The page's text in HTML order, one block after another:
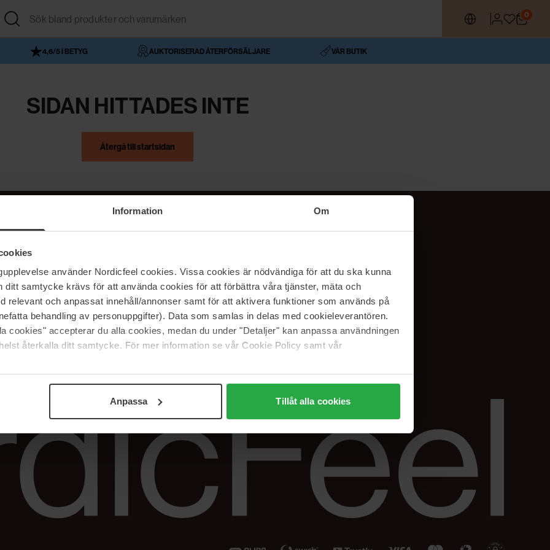
Information Om
använder Nordicfeel cookies. Vissa cookies är nödvändiga för att du ska kunna
ditt samtycke krävs för att använda cookies för att förbättra våra tjänster, mäta och
relevant och anpassat innehåll/annonser samt för att aktivera funktioner som används på
behandling av personuppgifter). Data som samlas in delas med cookieleverantören.
cookies" accepterar du alla cookies, medan du under "Detaljer" kan anpassa användningen
återkalla ditt samtycke. För mer information se vår Cookie Policy samt vår
Anpassa Tillåt alla cookies
0
4,6/5 I BETYG AUKTORISERAD ÅTERFÖRSÄLJARE VÅR BUTIK
SIDAN HITTADES INTE
Återgå till startsidan
NordicFeel
Vår butik
Våra varumärken
Jobba hos oss
Samarbeta med oss
The Beauty Edit
Hjälp
FAQ
Spåra min beställning
Returer &
reklamationer
Följ oss
Facebook
Instagram
Linkedin